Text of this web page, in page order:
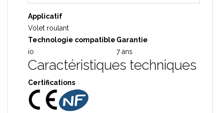
Applicatif
Volet roulant
Technologie compatible Garantie
io
7 ans
Caractéristiques techniques
Certifications